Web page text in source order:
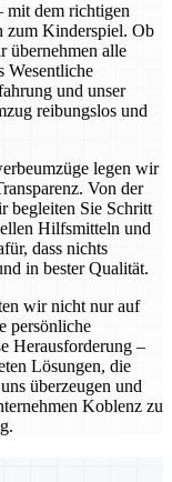
mit dem richtigen
zum Kinderspiel. Ob
übernehmen alle
Wesentliche
und unser
reibungslos und
legen wir
Von der
begleiten Sie Schritt
Hilfsmitteln und
dass nichts
in bester Qualität.
wir nicht nur auf
persönliche
Herausforderung –
Lösungen, die
überzeugen und
Koblenz zu